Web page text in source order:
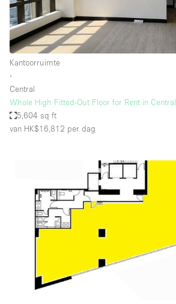
Kantoorruimte
∙
Central
Whole High Fitted-Out Floor for Rent in Central
5,604 sq ft
van HK$16,812 per dag